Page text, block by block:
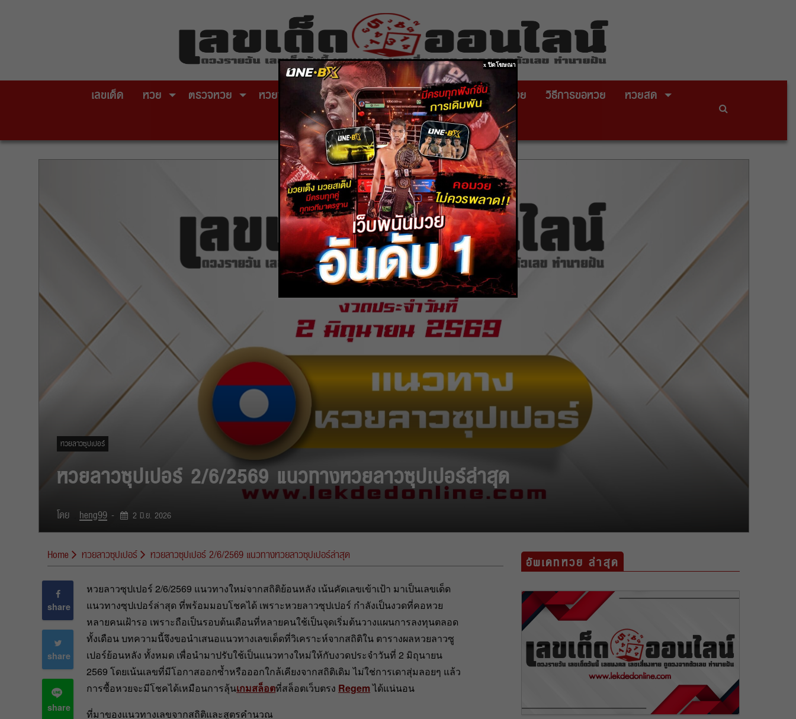
เลขเด็ด หวย ตรวจหวย หวยซอง หวยไทยรัฐ เลขเด็ดหวยดัง สถานที่ขอหวย วิธีการขอหวย
หวยสด
หวยหุ้นสด
หวยลาวซุปเปอร์
หวยลาวซุปเปอร์ 2/6/2569 แนวทางหวยลาวซุปเปอร์ล่าสุด
โดย heng99 - 2 มิ.ย. 2026
Home หวยลาวซุปเปอร์ หวยลาวซุปเปอร์ 2/6/2569 แนวทางหวยลาวซุปเปอร์ล่าสุด
share
share
share
หวยลาวซุปเปอร์ 2/6/2569 แนวทางใหม่จากสถิติย้อนหลัง เน้นคัดเลขเข้าเป้า มาเป็นเลขเด็ด
แนวทางซุปเปอร์ล่าสุด ที่พร้อมมอบโชคได้ เพราะหวยลาวซุปเปอร์ กำลังเป็นงวดที่คอหวย
หลายคนเฝ้ารอ เพราะถือเป็นรอบต้นเดือนที่หลายคนใช้เป็นจุดเริ่มต้นวางแผนการลงทุนตลอด
ทั้งเดือน บทความนี้จึงขอนำเสนอแนวทางเลขเด็ดที่วิเคราะห์จากสถิติใน ตารางผลหวยลาวซู
เปอร์ย้อนหลัง ทั้งหมด เพื่อนำมาปรับใช้เป็นแนวทางใหม่ให้กับงวดประจำวันที่ 2 มิถุนายน
2569 โดยเน้นเลขที่มีโอกาสออกซ้ำหรือออกใกล้เคียงจากสถิติเดิม ไม่ใช่การเดาสุ่มลอยๆ แล้ว
การซื้อหวยจะมีโชคได้เหมือนการลุ้นเกมสล็อตที่สล็อตเว็บตรง Regemได้แน่นอน
ที่มาของแนวทางเลขจากสถิติและสูตรคำนวณ
อัพเดทหวย ล่าสุด
x ปิดโฆษณา